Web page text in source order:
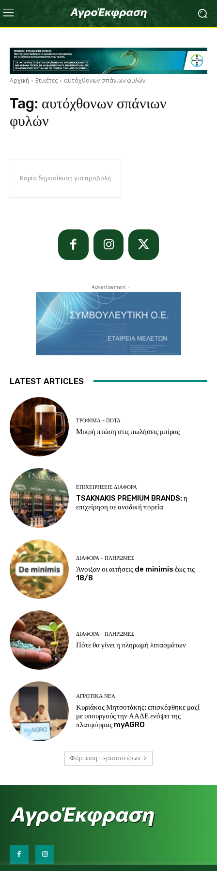
Αρχική Ετικέτες αυτόχθονων σπάνιων φυλών
Tag: αυτόχθονων σπάνιων
φυλών
Καμία δημοσίευση για προβολή
- Advertisement -
LATEST ARTICLES
ΤΡΌΦΙΜΑ - ΠΟΤΆ
Μικρή πτώση στις πωλήσεις μπίρας
ΕΠΙΧΕΙΡΉΣΕΙΣ ΔΙΆΦΟΡΑ
TSAKNAKIS PREMIUM BRANDS: η
επιχείρηση σε ανοδική πορεία
ΔΙΆΦΟΡΑ - ΠΛΗΡΩΜΈΣ
Άνοιξαν οι αιτήσεις de minimis έως τις
18/8
ΔΙΆΦΟΡΑ - ΠΛΗΡΩΜΈΣ
Πότε θα γίνει η πληρωμή λιπασμάτων
ΑΓΡΟΤΙΚΆ ΝΈΑ
Κυριάκος Μητσοτάκης: επισκέφθηκε μαζί
με υπουργούς την ΑΑΔΕ ενόψει της
πλατφόρμας myAGRO
Φόρτωση περισσοτέρων